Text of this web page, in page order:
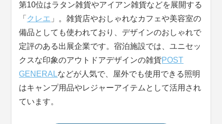
第10位はラタン雑貨やアイアン雑貨などを展開する
「 クレエ 」。雑貨店やおしゃれなカフェや美容室の
備品としても使われており、デザインのおしゃれで
定評のある出展企業です。宿泊施設では、ユニセッ
クスな印象のアウトドアデザインの雑貨POST
GENERALなどが人気で、屋外でも使用できる照明
はキャンプ用品やレジャーアイテムとして活用され
ています。